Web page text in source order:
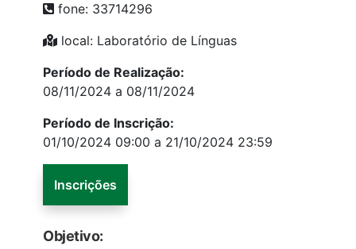
fone: 33714296
local: Laboratório de Línguas
Período de Realização:
08/11/2024 a 08/11/2024
Período de Inscrição:
01/10/2024 09:00 a 21/10/2024 23:59
Inscrições
Objetivo: